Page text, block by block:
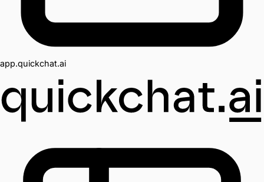
app.quickchat.ai